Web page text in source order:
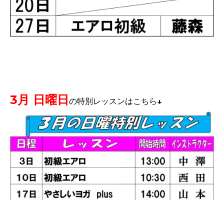
3月 日曜日 の特別レッスンはこちら↓